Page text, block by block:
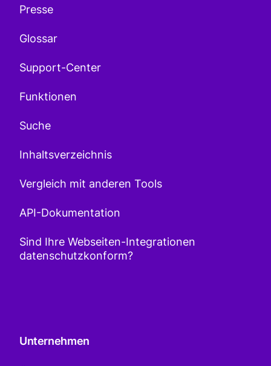
Presse
Glossar
Support-Center
Funktionen
Suche
Inhaltsverzeichnis
Vergleich mit anderen Tools
API-Dokumentation
Sind Ihre Webseiten-Integrationen
datenschutzkonform?
Unternehmen